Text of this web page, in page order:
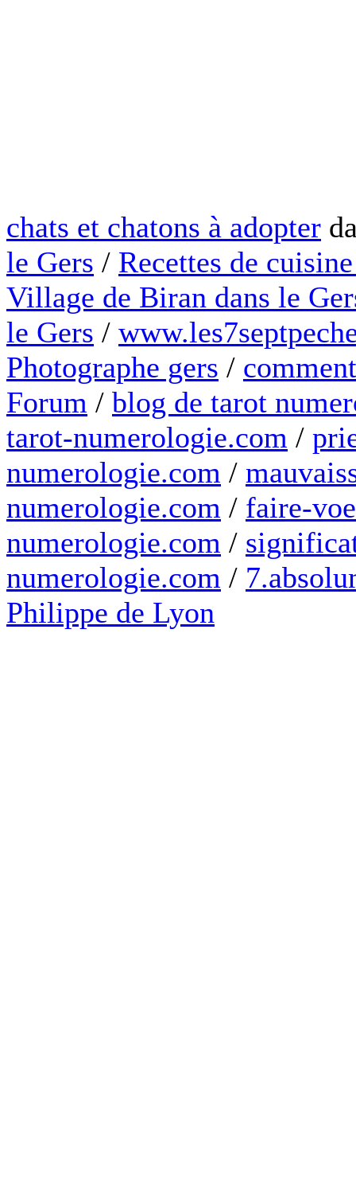
chats et chatons à adopter
le Gers / Recettes de
Village de Biran dans le
le Gers /
Photographe gers /
Forum / blog de tarot
tarot-numerologie.com /
numerologie.com /
numerologie.com / faire-
numerologie.com /
numerologie.com /
Philippe de Lyon